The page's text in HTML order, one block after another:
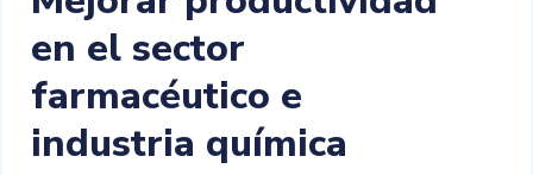
en el sector
farmacéutico e
industria química